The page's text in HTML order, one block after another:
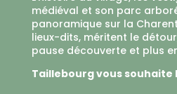
médiéval et son parc
panoramique sur la
lieux-dits, méritent le
pause découverte et plus
Taillebourg vous souhaite